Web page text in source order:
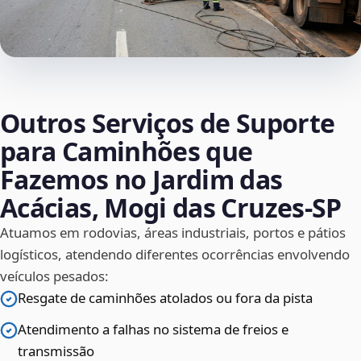
Outros Serviços de Suporte
para Caminhões que
Fazemos no Jardim das
Acácias, Mogi das Cruzes‑SP
Atuamos em rodovias, áreas industriais, portos e pátios
logísticos, atendendo diferentes ocorrências envolvendo
veículos pesados:
Resgate de caminhões atolados ou fora da pista
Atendimento a falhas no sistema de freios e
transmissão